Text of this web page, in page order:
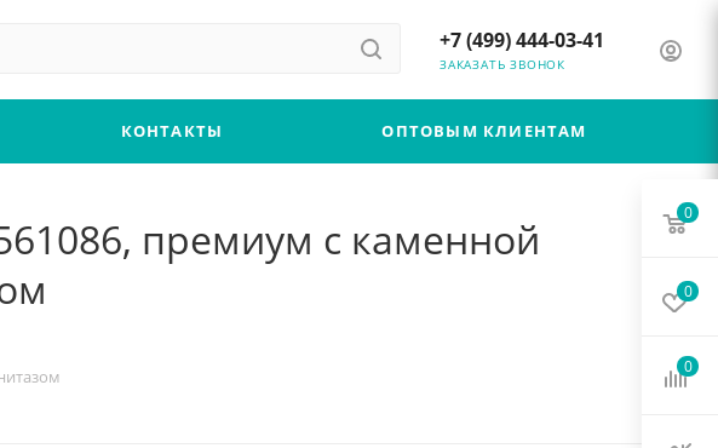
+7 (499) 444-03-41
ЗАКАЗАТЬ ЗВОНОК
КОНТАКТЫ ОПТОВЫМ КЛИЕНТАМ
премиум с каменной
0
0
0